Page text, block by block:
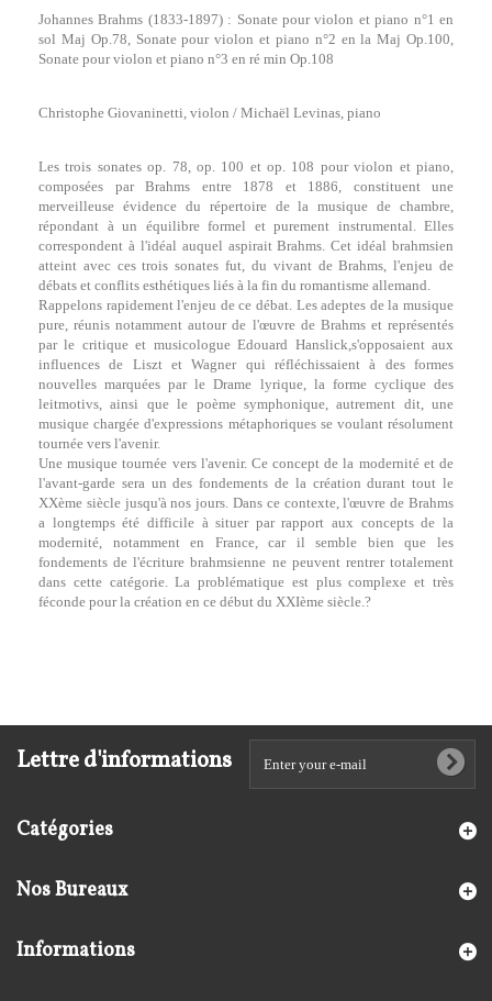
Johannes Brahms (1833-1897) : Sonate pour violon et piano n°1 en
sol Maj Op.78, Sonate pour violon et piano n°2 en la Maj Op.100,
Sonate pour violon et piano n°3 en ré min Op.108
Christophe Giovaninetti, violon / Michaël Levinas, piano
Les trois sonates op. 78, op. 100 et op. 108 pour violon et piano,
composées par Brahms entre 1878 et 1886, constituent une
merveilleuse évidence du répertoire de la musique de chambre,
répondant à un équilibre formel et purement instrumental. Elles
correspondent à l'idéal auquel aspirait Brahms. Cet idéal brahmsien
atteint avec ces trois sonates fut, du vivant de Brahms, l'enjeu de
débats et conflits esthétiques liés à la fin du romantisme allemand.
Rappelons rapidement l'enjeu de ce débat. Les adeptes de la musique
pure, réunis notamment autour de l'œuvre de Brahms et représentés
par le critique et musicologue Edouard Hanslick,s'opposaient aux
influences de Liszt et Wagner qui réfléchissaient à des formes
nouvelles marquées par le Drame lyrique, la forme cyclique des
leitmotivs, ainsi que le poème symphonique, autrement dit, une
musique chargée d'expressions métaphoriques se voulant résolument
tournée vers l'avenir.
Une musique tournée vers l'avenir. Ce concept de la modernité et de
l'avant-garde sera un des fondements de la création durant tout le
XXème siècle jusqu'à nos jours. Dans ce contexte, l'œuvre de Brahms
a longtemps été difficile à situer par rapport aux concepts de la
modernité, notamment en France, car il semble bien que les
fondements de l'écriture brahmsienne ne peuvent rentrer totalement
dans cette catégorie. La problématique est plus complexe et très
féconde pour la création en ce début du XXIème siècle.?
Lettre d'informations
Catégories
Nos Bureaux
Informations